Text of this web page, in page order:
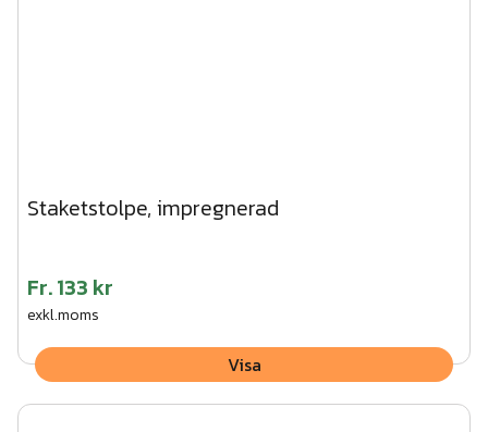
Staketstolpe, impregnerad
Fr.133 kr
exkl.moms
Visa